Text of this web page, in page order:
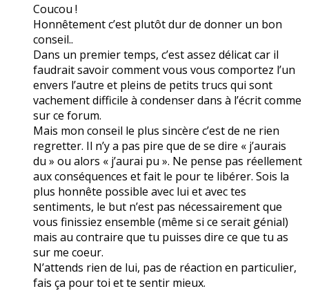
Coucou !
Honnêtement c’est plutôt dur de donner un bon
conseil..
Dans un premier temps, c’est assez délicat car il
faudrait savoir comment vous vous comportez l’un
envers l’autre et pleins de petits trucs qui sont
vachement difficile à condenser dans à l’écrit comme
sur ce forum.
Mais mon conseil le plus sincère c’est de ne rien
regretter. Il n’y a pas pire que de se dire « j’aurais
du » ou alors « j’aurai pu ». Ne pense pas réellement
aux conséquences et fait le pour te libérer. Sois la
plus honnête possible avec lui et avec tes
sentiments, le but n’est pas nécessairement que
vous finissiez ensemble (même si ce serait génial)
mais au contraire que tu puisses dire ce que tu as
sur me coeur.
N’attends rien de lui, pas de réaction en particulier,
fais ça pour toi et te sentir mieux.